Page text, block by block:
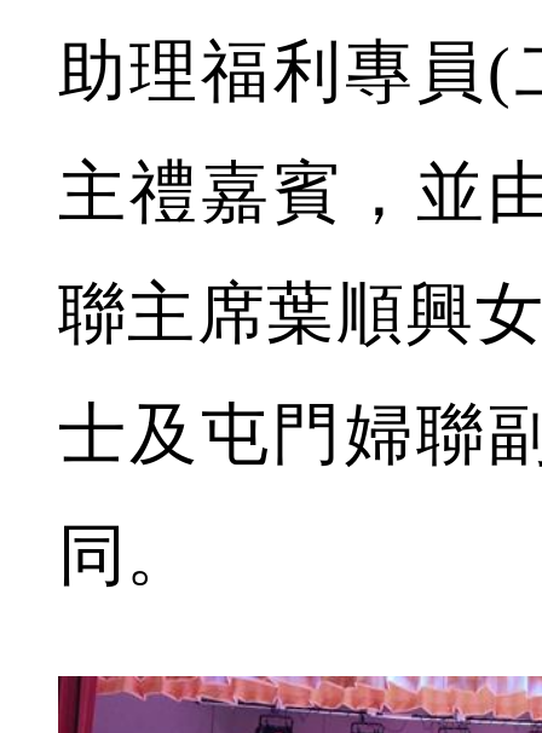
助理福利專員(
主禮嘉賓，並
聯主席葉順興
士及屯門婦聯
同。